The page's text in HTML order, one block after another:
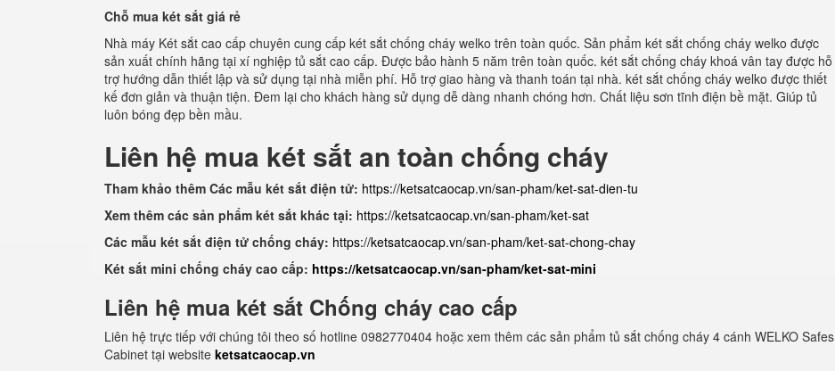
Chỗ mua két sắt giá rẻ
Nhà máy Két sắt cao cấp chuyên cung cấp két sắt chống cháy welko trên toàn quốc. Sản phẩm két sắt chống cháy welko được
sản xuất chính hãng tại xí nghiệp tủ sắt cao cấp. Được bảo hành 5 năm trên toàn quốc. két sắt chống cháy khoá vân tay được hỗ
trợ hướng dẫn thiết lập và sử dụng tại nhà miễn phí. Hỗ trợ giao hàng và thanh toán tại nhà. két sắt chống cháy welko được thiết
kế đơn giản và thuận tiện. Đem lại cho khách hàng sử dụng dễ dàng nhanh chóng hơn. Chất liệu sơn tĩnh điện bề mặt. Giúp tủ
luôn bóng đẹp bền mầu.
Liên hệ mua két sắt an toàn chống cháy
Tham khảo thêm Các mẫu két sắt điện tử: https://ketsatcaocap.vn/san-pham/ket-sat-dien-tu
Xem thêm các sản phẩm két sắt khác tại: https://ketsatcaocap.vn/san-pham/ket-sat
Các mẫu két sắt điện tử chống cháy: https://ketsatcaocap.vn/san-pham/ket-sat-chong-chay
Két sắt mini chống cháy cao cấp: https://ketsatcaocap.vn/san-pham/ket-sat-mini
Liên hệ mua két sắt Chống cháy cao cấp
Liên hệ trực tiếp với chúng tôi theo số hotline 0982770404 hoặc xem thêm các sản phẩm tủ sắt chống cháy 4 cánh WELKO Safes
Cabinet tại website ketsatcaocap.vn